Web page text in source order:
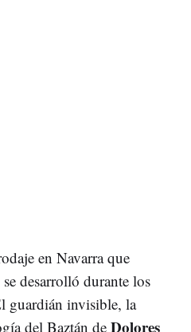
en Navarra que
desarrolló durante los
guardián invisible, la
del Baztán de Dolores